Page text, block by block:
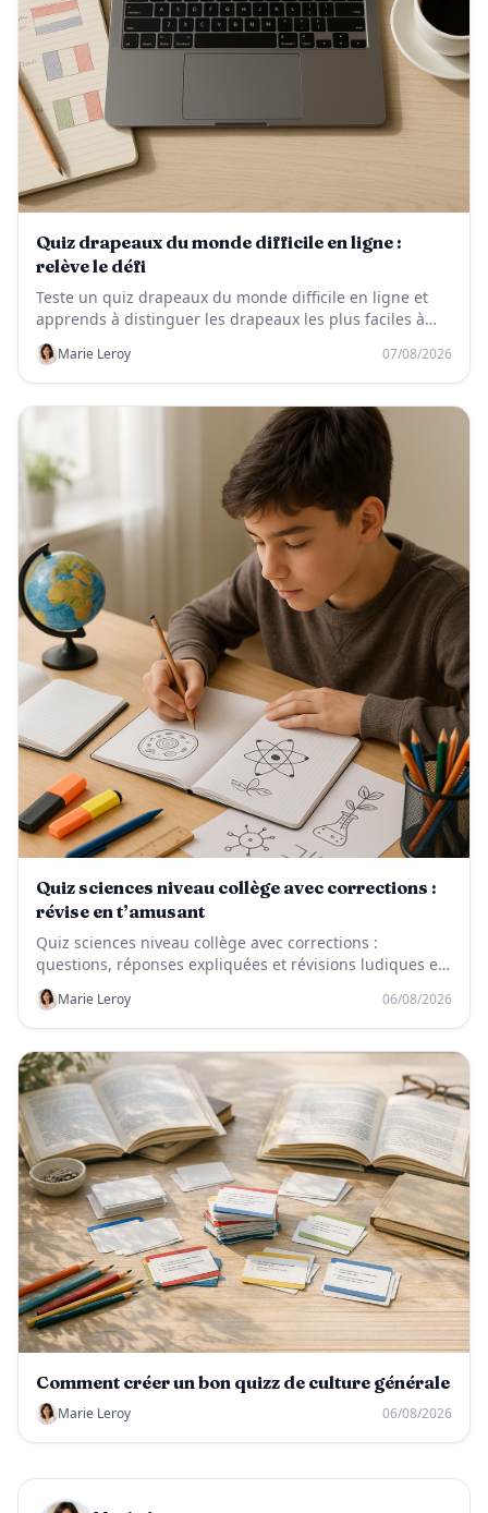
Quiz drapeaux du monde difficile en ligne :
relève le défi
Teste un quiz drapeaux du monde difficile en ligne et
apprends à distinguer les drapeaux les plus faciles à
confondre.
Marie Leroy 07/08/2026
Quiz sciences niveau collège avec corrections :
révise en t’amusant
Quiz sciences niveau collège avec corrections :
questions, réponses expliquées et révisions ludiques en
SVT, physique-chimie et technologie.
Marie Leroy 06/08/2026
Comment créer un bon quizz de culture générale
Marie Leroy 06/08/2026